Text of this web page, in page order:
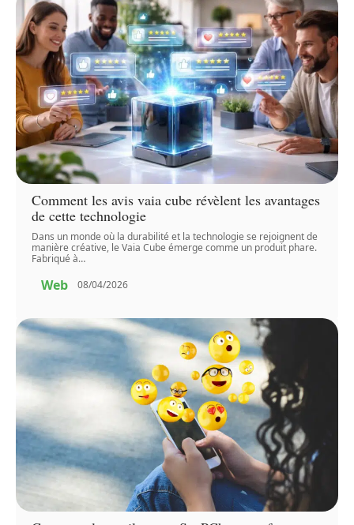
Comment les avis vaia cube révèlent les avantages
de cette technologie
Dans un monde où la durabilité et la technologie se rejoignent de
manière créative, le Vaia Cube émerge comme un produit phare.
Fabriqué à…
Web 08/04/2026